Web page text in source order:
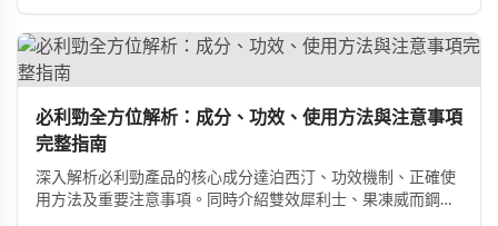
必利勁全方位解析：成分、功效、使用方法與注意事項
完整指南
深入解析必利勁產品的核心成分達泊西汀、功效機制、正確使
用方法及重要注意事項。同時介紹雙效犀利士、果凍威而鋼雙